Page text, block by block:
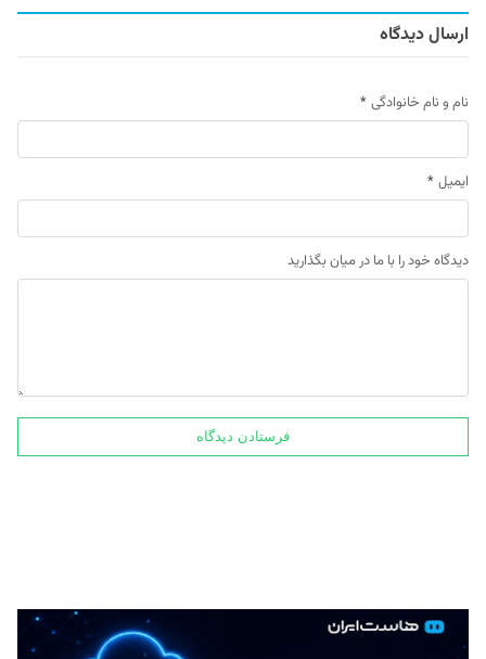
ارسال دیدگاه
نام و نام خانوادگی *
ایمیل *
دیدگاه خود را با ما در میان بگذارید